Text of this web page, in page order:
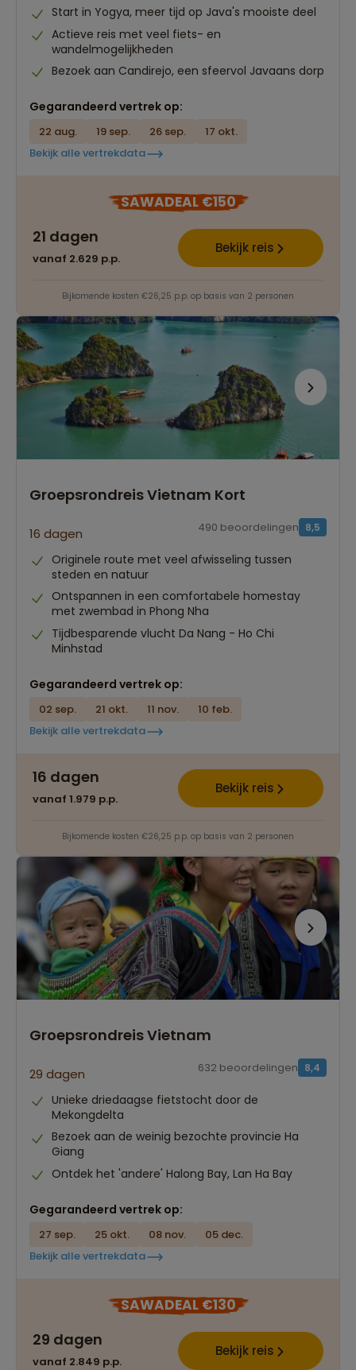
Start in Yogya, meer tijd op Java's mooiste deel
Actieve reis met veel fiets- en
wandelmogelijkheden
Bezoek aan Candirejo, een sfeervol Javaans dorp
Gegarandeerd vertrek op:
22 aug. 19 sep. 26 sep.
17 okt.
Bekijk alle vertrekdata
SAWADEAL €150
21 dagen
vanaf 2.629 p.p.
Bekijk reis
Bijkomende kosten €26,25 p.p. op basis van 2 personen
Groepsrondreis Vietnam Kort
16 dagen 8,5
490 beoordelingen
Originele route met veel afwisseling tussen
steden en natuur
Ontspannen in een comfortabele homestay
met zwembad in Phong Nha
Tijdbesparende vlucht Da Nang - Ho Chi
Minhstad
Gegarandeerd vertrek op:
02 sep. 21 okt. 11 nov.
10 feb.
Bekijk alle vertrekdata
16 dagen
vanaf 1.979 p.p.
Bekijk reis
Bijkomende kosten €26,25 p.p. op basis van 2 personen
Groepsrondreis Vietnam
29 dagen 8,4
632 beoordelingen
Unieke driedaagse fietstocht door de
Mekongdelta
Bezoek aan de weinig bezochte provincie Ha
Giang
Ontdek het 'andere' Halong Bay, Lan Ha Bay
Gegarandeerd vertrek op:
27 sep. 25 okt. 08 nov.
05 dec.
Bekijk alle vertrekdata
SAWADEAL €130
29 dagen
vanaf 2.849 p.p.
Bekijk reis